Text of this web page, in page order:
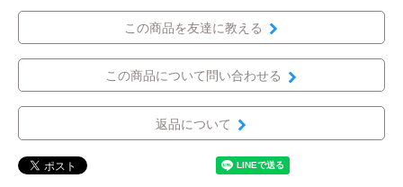
この商品を友達に教える
この商品について問い合わせる
返品について